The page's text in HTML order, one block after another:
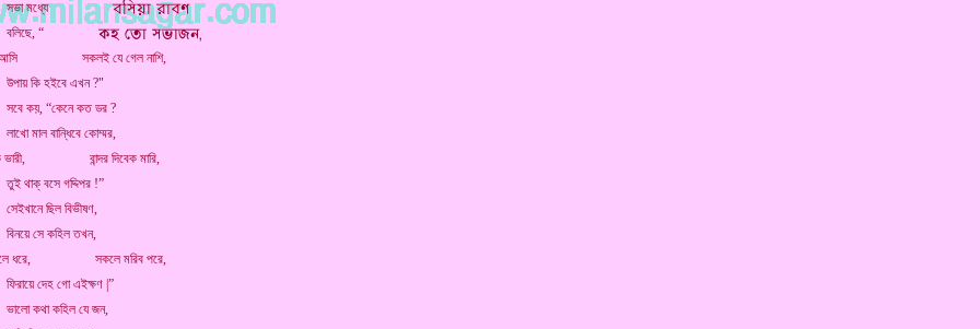
“
সকলই যে গেল নাশি,
হইবে এখন ?"
“কেনে কত ডর ?
বান্ধিবে কোম্মর,
বান্দর দিবেক মারি,
বসে গদ্দিপর !”
ছিল বিভীষণ,
কহিল তখন,
ধরে,
সকলে মরিব পরে,
দেহ গো এইক্ষণ |”
কহিল যে জন,